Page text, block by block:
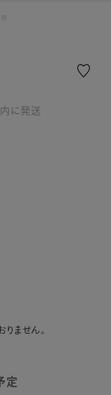
に発送
ません。
定